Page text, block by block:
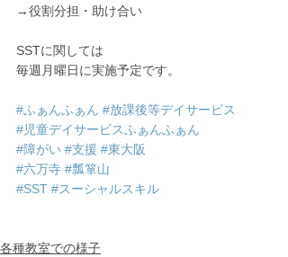
→役割分担・助け合い
SSTに関しては
毎週月曜日に実施予定です。
#ふぁんふぁん #放課後等デイサービス
#児童デイサービスふぁんふぁん
#障がい #支援 #東大阪
#六万寺 #瓢箪山
#SST #スーシャルスキル
各種教室での様子